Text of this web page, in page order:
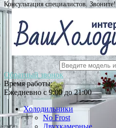
Консультация специалистов. Звоните!
Обратный звонок
Время работы:
Ежедневно с 9:00 до 21:00
Холодильники
No Frost
Двухкамерные